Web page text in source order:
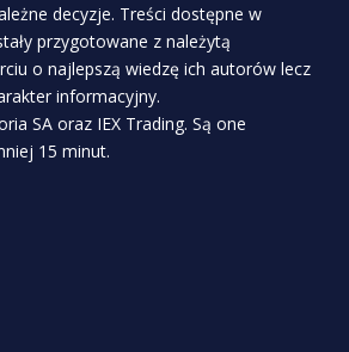
decyzje. Treści dostępne w
przygotowane z należytą
o najlepszą wiedzę ich autorów lecz
informacyjny.
SA oraz IEX Trading. Są one
15 minut.